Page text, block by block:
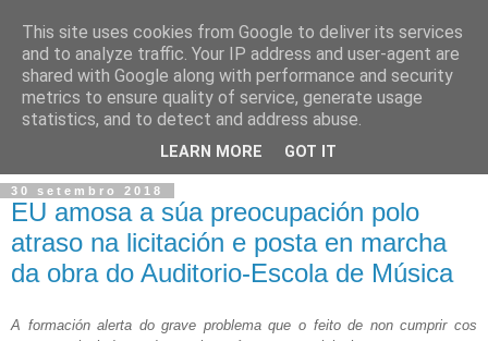
30 setembro 2018
EU amosa a súa preocupación polo
atraso na licitación e posta en marcha
da obra do Auditorio-Escola de Música
A formación alerta do grave problema que o feito de non cumprir cos
This site uses cookies from Google to deliver its services
and to analyze traffic. Your IP address and user-agent are
shared with Google along with performance and security
metrics to ensure quality of service, generate usage
statistics, and to detect and address abuse.
LEARN MORE GOT IT